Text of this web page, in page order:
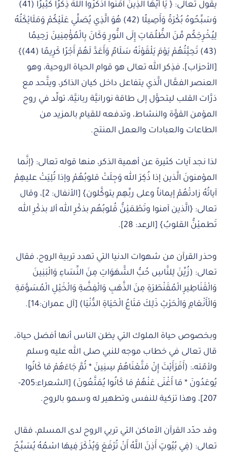
يقول تعالى: { يَا أَيُّهَا الَّذِينَ آمَنُوا اذْكُرُوا اللَّهَ ذِكْرًا كَثِيرًا (41)
وَسَبِّحُوهُ بُكْرَةً وَأَصِيلًا (42) هُوَ الَّذِي يُصَلِّي عَلَيْكُمْ وَمَلَائِكَتُهُ
لِيُخْرِجَكُم مِّنَ الظُّلُمَاتِ إِلَى النُّورِ وَكَانَ بِالْمُؤْمِنِينَ رَحِيمًا
(43) تَحِيَّتُهُمْ يَوْمَ يَلْقَوْنَهُ سَلَامٌ وَأَعَدَّ لَهُمْ أَجْرًا كَرِيمًا (44)}
[الأحزاب]، فذِكر الله تعالى هو قوام الحياة الروحية، وهو
العنصر الفعَّال الَّذي يتفاعل داخل كيان الذاكر، ويتَّحد مع
ذرَّات القلب ليتحوَّل إلى طاقة نورانيَّة ربانيَّة، تولِّد في روح
المؤمن القوَّة والنشاط، وتدفعه للقيام بالمزيد من
الطاعات والعبادات والعمل المنتج.
لذا نجد آيات كثيرة عن أهمية الذكر، منها قوله تعالى: {إنَّما
المؤمنونَ الَّذين إذا ذُكِرَ الله وَجِلَتْ قلوبُهُمْ وإذا تُلِيَتْ عليهِمْ
آياتُهُ زادتْهُمْ إيماناً وعلى ربِّهِم يتوكَّلون} [الأنفال: 2]، وقال
تعالى: {الَّذين آمنوا وتَطْمَئِنُّ قُلوبُهُم بذكْرِ الله ألا بذكْرِ الله
تَطمئِنُّ القلوبُ} [الرعد: 28].
وحذر القرآن من شهوات الدنيا التي تهدد تربية الروح، فقال
تعالى: (زُيِّنَ لِلنَّاسِ حُبُّ الشَّهَوَاتِ مِنَ النِّسَاءِ وَالْبَنِينَ
وَالْقَنَاطِيرِ الْمُقَنْطَرَةِ مِنَ الذَّهَبِ وَالْفِضَّةِ وَالْخَيْلِ الْمُسَوَّمَةِ
وَالْأَنْعَامِ وَالْحَرْثِ ذَلِكَ مَتَاعُ الْحَيَاةِ الدُّنْيَا) [آل عمران:14].
وبخصوص حياة الملوك التي يظن الناس أنها أفضل حياة،
قال تعالى في خطاب موجه للنبي صلى الله عليه وسلم
ولأمّته،: (أَفَرَأَيْتَ إِنْ مَتَّعْنَاهُمْ سِنِينَ * ثُمَّ جَاءَهُمْ مَا كَانُوا
يُوعَدُونَ * مَا أَغْنَى عَنْهُمْ مَا كَانُوا يُمَتَّعُونَ) [الشعراء:205-
207]، وهذا تزكية للنفس وتطهير له وسمو بالروح.
وقد حدّد القرآن الأماكن التي تربي الروح لدى المسلم، فقال
تعالى: (فِي بُيُوتٍ أَذِنَ اللَّهُ أَنْ تُرْفَعَ وَيُذْكَرَ فِيهَا اسْمُهُ يُسَبِّحُ